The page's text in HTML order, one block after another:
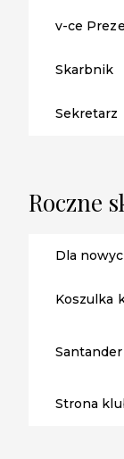
v-ce
Skarbnik
Sekretarz
Roczne
Dla
Koszulka
Strona